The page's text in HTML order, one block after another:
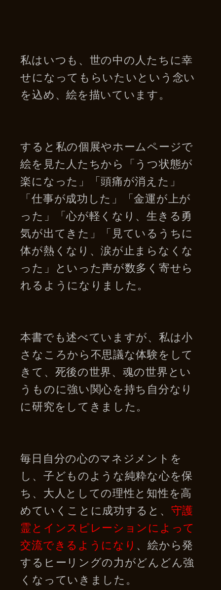
私はいつも、世の中の人たちに幸
せになってもらいたいという念い
を込め、絵を描いています。
すると私の個展やホームページで
絵を見た人たちから「うつ状態が
楽になった」「頭痛が消えた」
「仕事が成功した」「金運が上が
った」「心が軽くなり、生きる勇
気が出てきた」「見ているうちに
体が熱くなり、涙が止まらなくな
った」といった声が数多く寄せら
れるようになりました。
本書でも述べていますが、私は小
さなころから不思議な体験をして
きて、死後の世界、魂の世界とい
うものに強い関心を持ち自分なり
に研究をしてきました。
毎日自分の心のマネジメントを
し、子どものような純粋な心を保
ち、大人としての理性と知性を高
めていくことに成功すると、 守護
霊とインスピレーションによって
交流できるようになり 、絵から発
するヒーリングの力がどんどん強
くなっていきました。